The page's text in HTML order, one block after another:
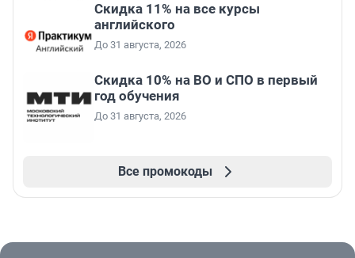
Скидка 11% на все курсы
английского
До 31 августа, 2026
Скидка 10% на ВО и СПО в первый
год обучения
До 31 августа, 2026
Все промокоды